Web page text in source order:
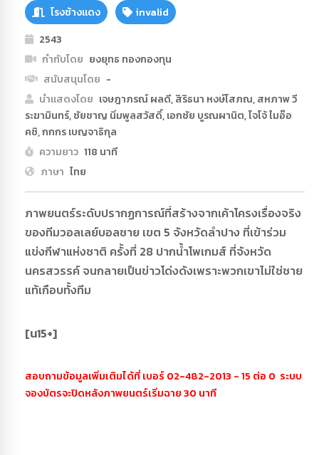
โรงช้างแดง
invalid
2543
กำกับโดย ยงยุทธ ทองกองทุน
สนับสนุนโดย -
นำแสดงโดย เจษฎาภรณ์ ผลดี, สิริธนา หงษ์โสภณ, สหภาพ วี
ระฆามินทร์, ชัยชาญ นิ่มพูลสวัสดิ์, เอกชัย บูรณผานิต, โจโจ้ ไมอ๊อ
คชิ, กกกร เบญจาธิกุล
ความยาว 118 นาที
ภาษา ไทย
ภาพยนตร์ระดับปรากฏการณ์ที่สร้างจากเค้าโครงเรื่องจริง
ของทีมวอลเลย์บอลชาย เขต 5 จังหวัดลำปาง ที่เข้าร่วม
แข่งกีฬาแห่งชาติ ครั้งที่ 28 ปากน้ำโพเกมส์ ที่จังหวัด
นครสวรรค์ จนกลายเป็นข่าวโด่งดังเพราะพวกเขาไม่ใช่ชาย
แท้เกือบทั้งทีม
[น15+]
สอบถามข้อมูลเพิ่มเติมได้ที่ เบอร์ 02-482-2013 - 15 ต่อ 0 ระบบ
จองบัตรจะปิดหลังภาพยนตร์เริ่มฉาย 30 นาที